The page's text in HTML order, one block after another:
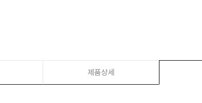
제품상세